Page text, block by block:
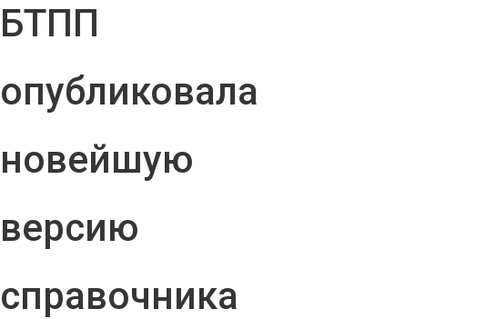
БТПП
опубликовала
новейшую
версию
справочника